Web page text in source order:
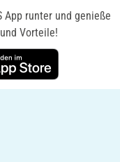
App runter und genieße
Vorteile!